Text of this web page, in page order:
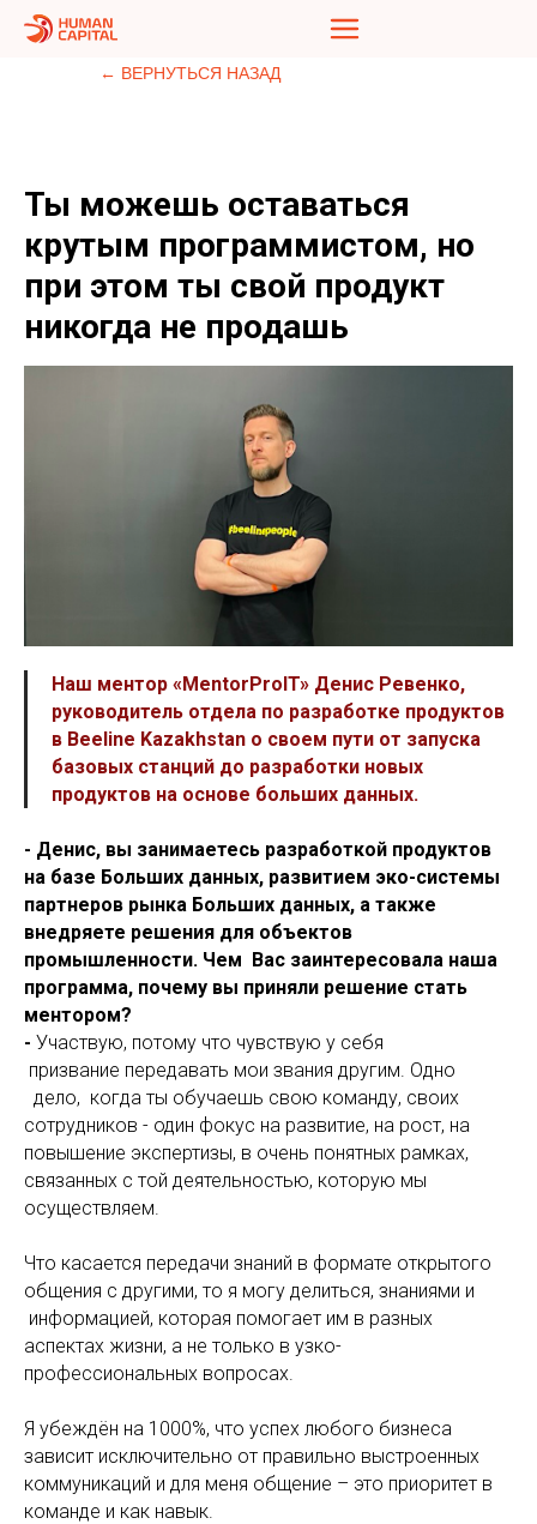
← ВЕРНУТЬСЯ НАЗАД
Ты можешь оставаться
крутым программистом, но
при этом ты свой продукт
никогда не продашь
Наш ментор «MentorProIT» Денис Ревенко,
руководитель отдела по разработке продуктов
в Beeline Kazakhstan о своем пути от запуска
базовых станций до разработки новых
продуктов на основе больших данных.
- Денис, вы занимаетесь разработкой продуктов
на базе Больших данных, развитием эко-системы
партнеров рынка Больших данных, а также
внедряете решения для объектов
промышленности. Чем Вас заинтересовала наша
программа, почему вы приняли решение стать
ментором?
- Участвую, потому что чувствую у себя
призвание передавать мои звания другим. Одно
дело, когда ты обучаешь свою команду, своих
сотрудников - один фокус на развитие, на рост, на
повышение экспертизы, в очень понятных рамках,
связанных с той деятельностью, которую мы
осуществляем.
Что касается передачи знаний в формате открытого
общения с другими, то я могу делиться, знаниями и
информацией, которая помогает им в разных
аспектах жизни, а не только в узко-
профессиональных вопросах.
Я убеждён на 1000%, что успех любого бизнеса
зависит исключительно от правильно выстроенных
коммуникаций и для меня общение – это приоритет в
команде и как навык.